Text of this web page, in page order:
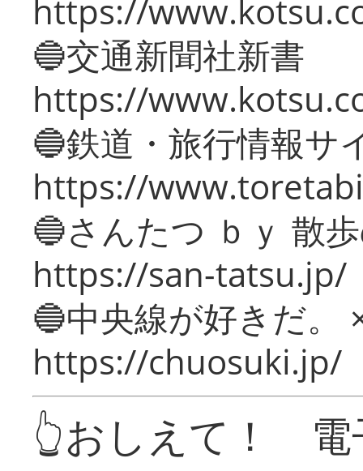
https://
🔵交通新聞社新書
https://
🔵鉄道・旅行情報サ
https://
🔵さんたつ ｂｙ 散
https://san-tatsu.jp/
🔵中央線が好きだ。
https://chuosuki.jp/
👆おしえて！ 電